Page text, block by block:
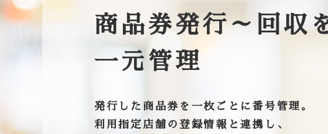
商品券発行～回収
一元管理
発行した商品券を一枚ごとに番号管理。
利用指定店舗の登録情報と連携し、